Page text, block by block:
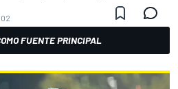
FUENTE PRINCIPAL